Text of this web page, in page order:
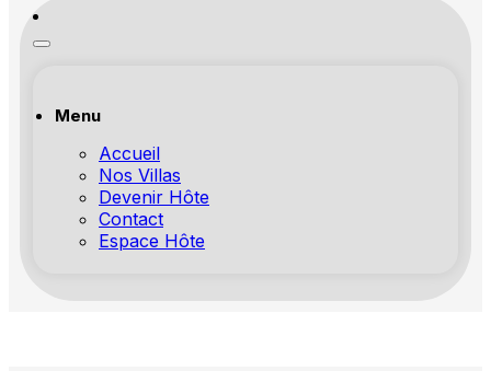
Menu
Accueil
Nos Villas
Devenir Hôte
Contact
Espace Hôte